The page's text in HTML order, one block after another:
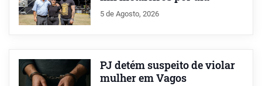
5 de Agosto, 2026
PJ detém suspeito de violar
mulher em Vagos